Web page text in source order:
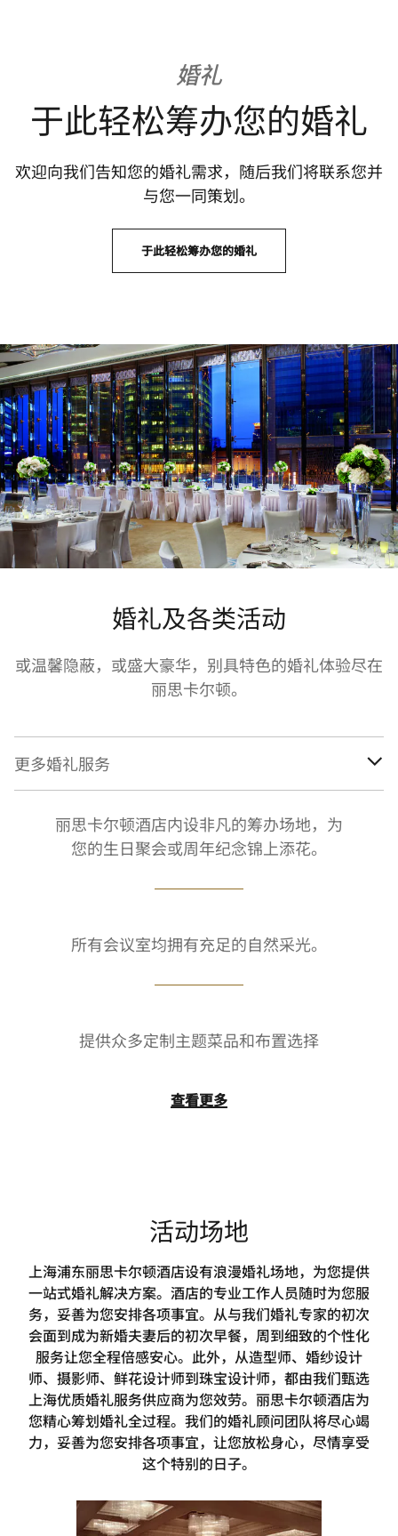
婚礼
于此轻松筹办您的婚礼
欢迎向我们告知您的婚礼需求，随后我们将联系您并
与您一同策划。
于此轻松筹办您的婚礼
婚礼及各类活动
或温馨隐蔽，或盛大豪华，别具特色的婚礼体验尽在
丽思卡尔顿。
更多婚礼服务
丽思卡尔顿酒店内设非凡的筹办场地，为
您的生日聚会或周年纪念锦上添花。
所有会议室均拥有充足的自然采光。
提供众多定制主题菜品和布置选择
查看更多
活动场地
上海浦东丽思卡尔顿酒店设有浪漫婚礼场地，为您提供
一站式婚礼解决方案。酒店的专业工作人员随时为您服
务，妥善为您安排各项事宜。从与我们婚礼专家的初次
会面到成为新婚夫妻后的初次早餐，周到细致的个性化
服务让您全程倍感安心。此外，从造型师、婚纱设计
师、摄影师、鲜花设计师到珠宝设计师，都由我们甄选
上海优质婚礼服务供应商为您效劳。丽思卡尔顿酒店为
您精心筹划婚礼全过程。我们的婚礼顾问团队将尽心竭
力，妥善为您安排各项事宜，让您放松身心，尽情享受
这个特别的日子。